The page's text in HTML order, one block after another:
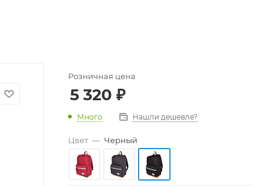
Розничная цена
5 320 ₽
Много Нашли дешевле?
Цвет — Черный